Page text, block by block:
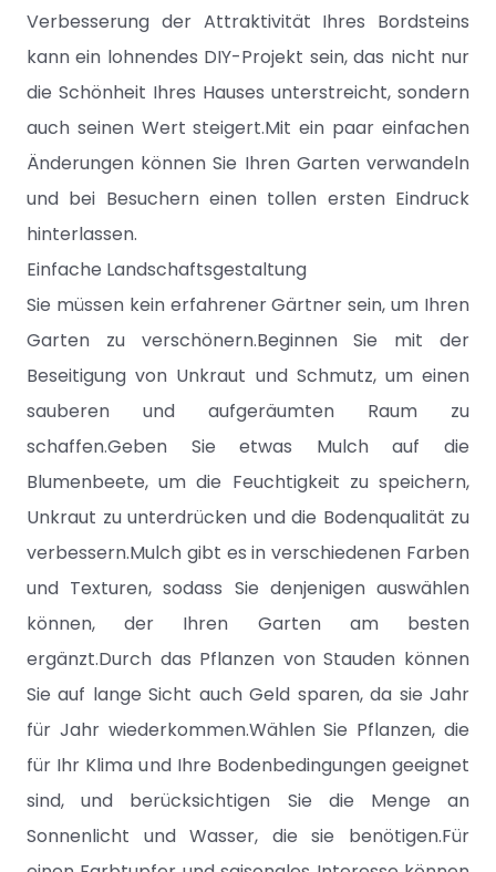
Verbesserung der Attraktivität Ihres Bordsteins
kann ein lohnendes DIY-Projekt sein, das nicht nur
die Schönheit Ihres Hauses unterstreicht, sondern
auch seinen Wert steigert.Mit ein paar einfachen
Änderungen können Sie Ihren Garten verwandeln
und bei Besuchern einen tollen ersten Eindruck
hinterlassen.
Einfache Landschaftsgestaltung
Sie müssen kein erfahrener Gärtner sein, um Ihren
Garten zu verschönern.Beginnen Sie mit der
Beseitigung von Unkraut und Schmutz, um einen
sauberen und aufgeräumten Raum zu
schaffen.Geben Sie etwas Mulch auf die
Blumenbeete, um die Feuchtigkeit zu speichern,
Unkraut zu unterdrücken und die Bodenqualität zu
verbessern.Mulch gibt es in verschiedenen Farben
und Texturen, sodass Sie denjenigen auswählen
können, der Ihren Garten am besten
ergänzt.Durch das Pflanzen von Stauden können
Sie auf lange Sicht auch Geld sparen, da sie Jahr
für Jahr wiederkommen.Wählen Sie Pflanzen, die
für Ihr Klima und Ihre Bodenbedingungen geeignet
sind, und berücksichtigen Sie die Menge an
Sonnenlicht und Wasser, die sie benötigen.Für